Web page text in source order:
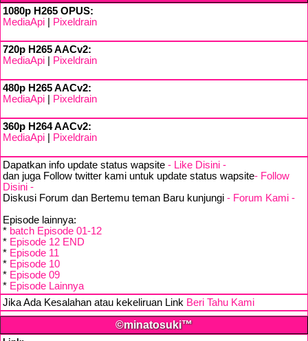
1080p H265 OPUS:
MediaApi
Pixeldrain
720p H265 AACv2:
MediaApi
Pixeldrain
480p H265 AACv2:
MediaApi
Pixeldrain
360p H264 AACv2:
MediaApi
Pixeldrain
Dapatkan info update status wapsite - Like Disini -
dan juga Follow twitter kami untuk update status wapsite- Follow
Disini -
Diskusi Forum dan Bertemu teman Baru kunjungi - Forum Kami -
Episode lainnya:
* batch Episode 01-12
* Episode 12 END
* Episode 11
* Episode 10
* Episode 09
* Episode Lainnya
Jika Ada Kesalahan atau kekeliruan Link Beri Tahu Kami
©minatosuki™